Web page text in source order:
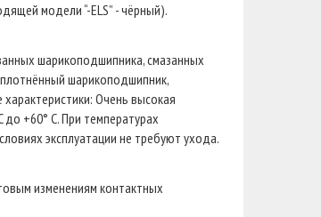
модели “-ELS” - чёрный).
шарикоподшипника, смазанных
шарикоподшипник,
Очень высокая
+60° C. При температурах
эксплуатации не требуют ухода.
изменениям контактных